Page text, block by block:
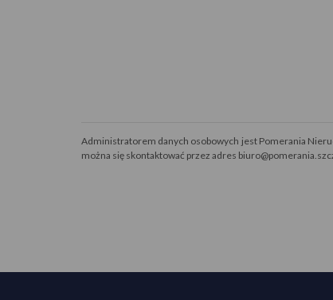
Administratorem danych osobowych jest Pomerania
można się skontaktować przez adres